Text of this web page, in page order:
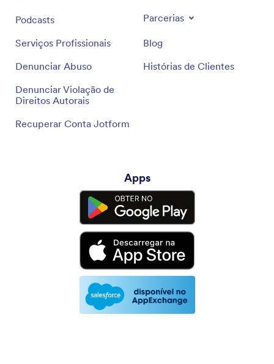
Podcasts
Serviços Profissionais
Denunciar Abuso
Denunciar Violação de
Direitos Autorais
Recuperar Conta Jotform
Parcerias
Blog
Histórias de Clientes
Apps